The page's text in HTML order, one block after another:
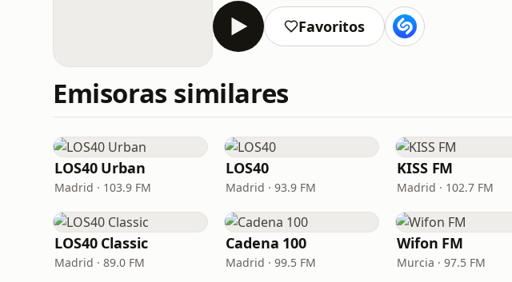
Favoritos
Emisoras similares
LOS40 Urban
Madrid · 103.9 FM
LOS40
Madrid · 93.9 FM
KISS FM
Madrid · 102.7 FM
LOS40 Classic
Madrid · 89.0 FM
Cadena 100
Madrid · 99.5 FM
Wifon FM
Murcia · 97.5 FM